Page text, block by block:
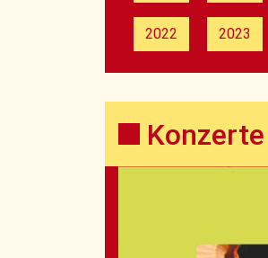
2022 2023